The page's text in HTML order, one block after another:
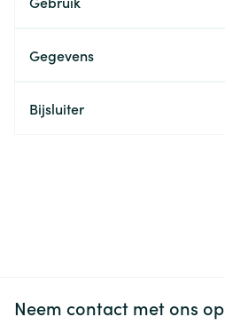
Gegevens
Bijsluiter
Neem contact met ons op